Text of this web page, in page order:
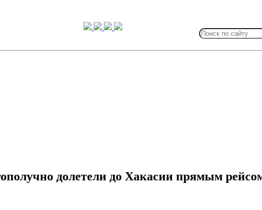
for:
долетели до Хакасии прямым